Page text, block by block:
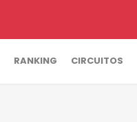
RANKING CIRCUITOS